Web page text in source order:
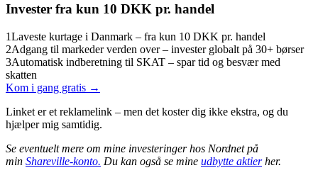
Invester fra kun 10 DKK pr. handel
1Laveste kurtage i Danmark – fra kun 10 DKK pr. handel
2Adgang til markeder verden over – invester globalt på 30+ børser
3Automatisk indberetning til SKAT – spar tid og besvær med
skatten
Kom i gang gratis →
Linket er et reklamelink – men det koster dig ikke ekstra, og du
hjælper mig samtidig.
Se eventuelt mere om mine investeringer hos Nordnet på
min Shareville-konto. Du kan også se mine udbytte aktierher.